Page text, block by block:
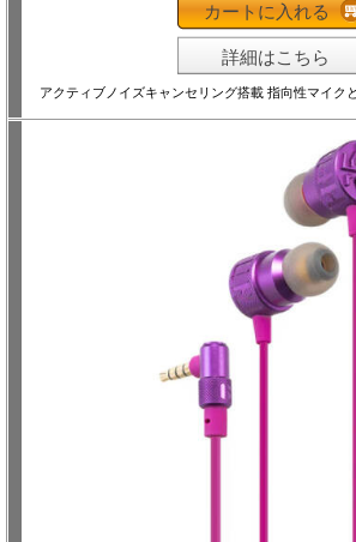
カートに入れる
詳細はこちら
アクティブノイズキャンセリング搭載 指向性マイク